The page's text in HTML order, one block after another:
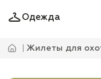
Одежда
Жилеты для